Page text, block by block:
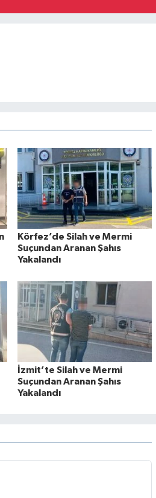
Körfez’de Silah ve Mermi
Suçundan Aranan Şahıs
Yakalandı
İzmit’te Silah ve Mermi
Suçundan Aranan Şahıs
Yakalandı